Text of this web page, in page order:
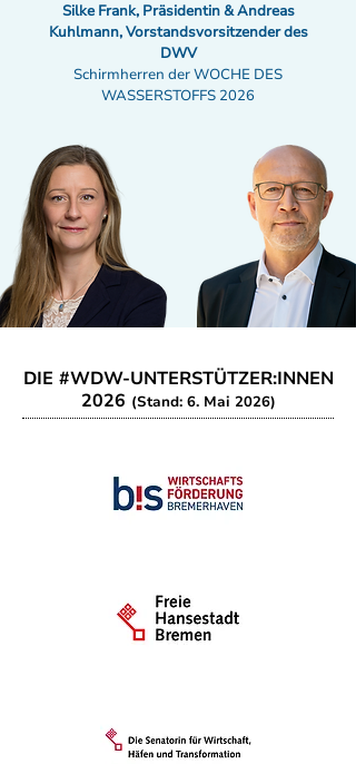
Silke Frank, Präsidentin & Andreas
Kuhlmann, Vorstandsvorsitzender des
DWV
Schirmherren der WOCHE DES
WASSERSTOFFS 2026
DIE #WDW-UNTERSTÜTZER:INNEN
2026 (Stand: 6. Mai 2026)